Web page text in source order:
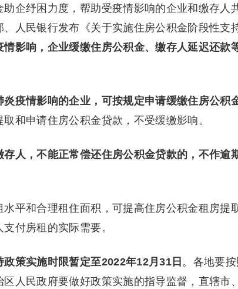
助企纾困力度，帮助受疫情影响的企业和缴存人
、人民银行发布《关于实施住房公积金阶段性支
情影响，企业缓缴住房公积金、缴存人延迟还款
炎疫情影响的企业，可按规定申请缓缴住房公积
和申请住房公积金贷款，不受缓缴影响。
存人，不能正常偿还住房公积金贷款的，不作逾
水平和合理租住面积，可提高住房公积金租房提
付房租的实际需要。
政策实施时限暂定至2022年12月31日 。各地要
人民政府要做好政策实施的指导监督，直辖市